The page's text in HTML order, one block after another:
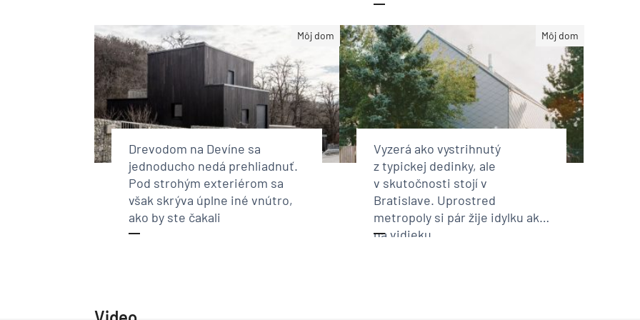
Môj dom
Drevodom na Devíne sa
jednoducho nedá prehliadnuť.
Pod strohým exteriérom sa
však skrýva úplne iné vnútro,
ako by ste čakali
Môj dom
Vyzerá ako vystrihnutý
z typickej dedinky, ale
v skutočnosti stojí v
Bratislave. Uprostred
metropoly si pár žije idylku ako
na vidieku